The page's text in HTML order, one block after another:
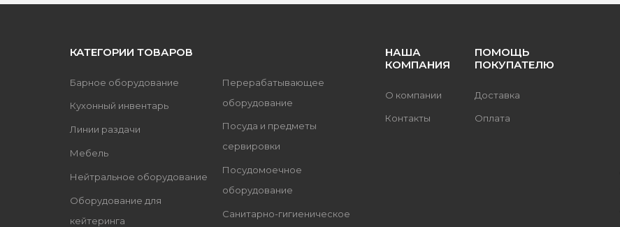
КАТЕГОРИИ ТОВАРОВ
Барное оборудование
Кухонный инвентарь
Линии раздачи
Мебель
Нейтральное оборудование
Оборудование для
кейтеринга
Перерабатывающее
оборудование
Посуда и предметы
сервировки
Посудомоечное
оборудование
Санитарно-гигиеническое
НАША
КОМПАНИЯ
О компании
Контакты
ПОМОЩЬ
ПОКУПАТЕЛЮ
Доставка
Оплата